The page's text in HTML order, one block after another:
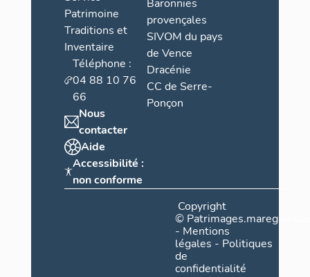
Patrimoine
Traditions et
Inventaire
Téléphone :
04 88 10 76
66
Nous
contacter
Aide
Accessibilité :
non conforme
Baronnies
provençales
SIVOM du pays
de Vence
Dracénie
CC de Serre-
Ponçon
Copyright
©
- Mentions
légales - Politiques
de
confidentialité